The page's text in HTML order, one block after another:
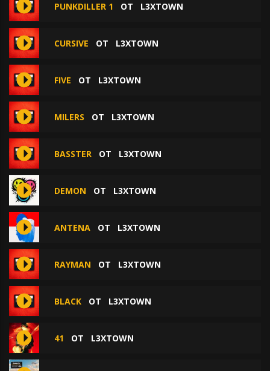
PUNKDILLER 1 ОТ L3XTOWN
CURSIVE ОТ L3XTOWN
FIVE ОТ L3XTOWN
MILERS ОТ L3XTOWN
BASSTER ОТ L3XTOWN
DEMON ОТ L3XTOWN
ANTENA ОТ L3XTOWN
RAYMAN ОТ L3XTOWN
BLACK ОТ L3XTOWN
41 ОТ L3XTOWN